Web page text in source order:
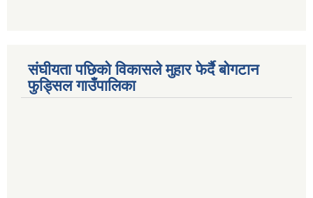
संघीयता पछिको विकासले मुहार फेर्दै बोगटान
फुड्सिल गाउँपालिका